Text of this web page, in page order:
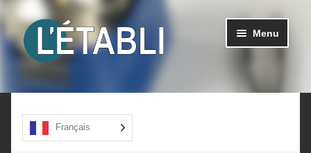
Aller
à
Aller
au
contenu
Menu
Produits
le
A propos
Français